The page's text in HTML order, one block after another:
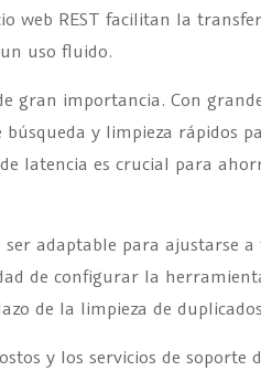
web REST facilitan la
uso fluido.
gran importancia. Con
y limpieza rápidos
latencia es crucial para
adaptable para ajustarse a
de configurar la
de la limpieza de
y los servicios de soporte